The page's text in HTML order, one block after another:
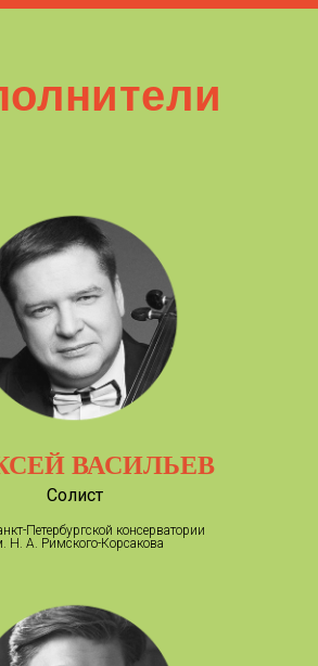
ВАСИЛЬЕВ
Солист
Петербургской консерватории
Н. А. Римского-Корсакова